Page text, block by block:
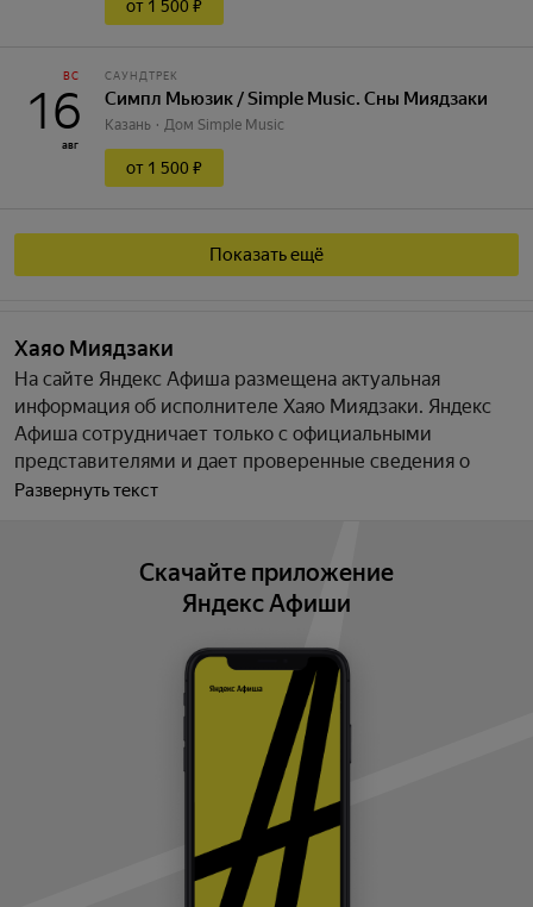
от 1 500 ₽
ВС
16
авг
САУНДТРЕК
Симпл Мьюзик / Simple Music. Сны Миядзаки
Казань Дом Simple Music
от 1 500 ₽
Показать ещё
Хаяо Миядзаки
На сайте Яндекс Афиша размещена актуальная
информация об исполнителе Хаяо Миядзаки. Яндекс
Афиша сотрудничает только c официальными
представителями и дает проверенные сведения о
событиях и датах всех мероприятий. Мы постоянно
Хаяо Миядзаки, творчестве и премиях. Подпишитесь
на уведомления, и вы сможете купить билеты и
Развернуть текст
Скачайте приложение
Яндекс Афиши